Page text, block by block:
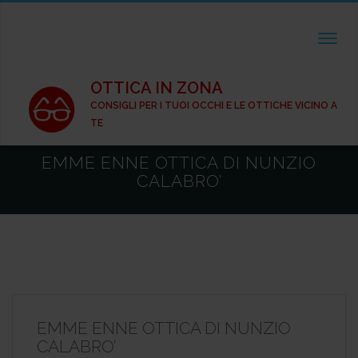
OTTICA IN ZONA
CONSIGLI PER I TUOI OCCHI E LE OTTICHE VICINO A
TE
EMME ENNE OTTICA DI NUNZIO
CALABRO’
EMME ENNE OTTICA DI NUNZIO
CALABRO’